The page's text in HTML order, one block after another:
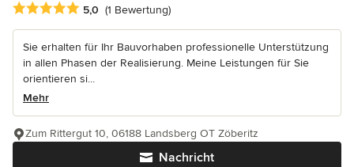
Durchschnittliche Bewertung: 5 von 5 Sternen
5,0 (1 Bewertung)
Sie erhalten für Ihr Bauvorhaben professionelle Unterstützung
in allen Phasen der Realisierung. Meine Leistungen für Sie
orientieren si...
Mehr
Nachricht
Zum Rittergut 10, 06188 Landsberg OT Zöberitz